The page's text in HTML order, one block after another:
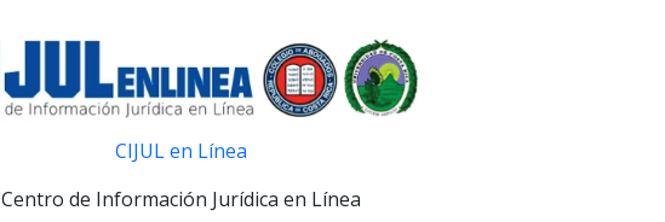
CIJUL en Línea
Centro de Información Jurídica en Línea